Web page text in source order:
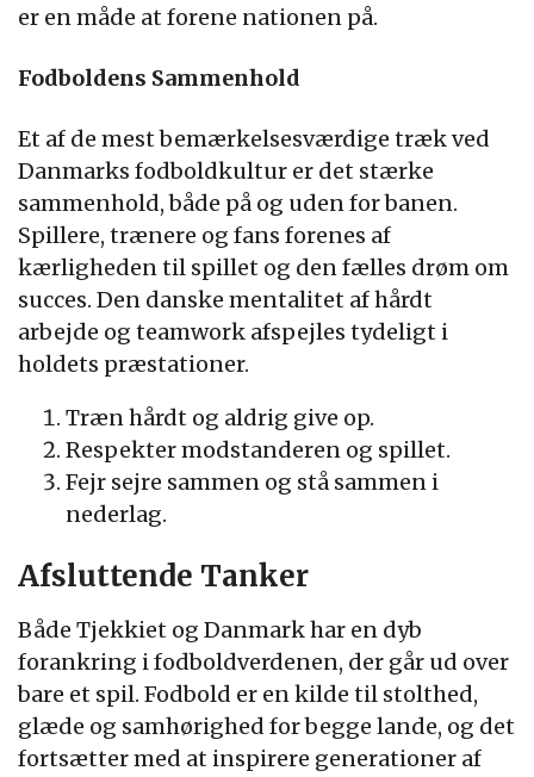
er en måde at forene nationen på.
Fodboldens Sammenhold
Et af de mest bemærkelsesværdige træk ved
Danmarks fodboldkultur er det stærke
sammenhold, både på og uden for banen.
Spillere, trænere og fans forenes af
kærligheden til spillet og den fælles drøm om
succes. Den danske mentalitet af hårdt
arbejde og teamwork afspejles tydeligt i
holdets præstationer.
Træn hårdt og aldrig give op.
Respekter modstanderen og spillet.
Fejr sejre sammen og stå sammen i
nederlag.
Afsluttende Tanker
Både Tjekkiet og Danmark har en dyb
forankring i fodboldverdenen, der går ud over
bare et spil. Fodbold er en kilde til stolthed,
glæde og samhørighed for begge lande, og det
fortsætter med at inspirere generationer af